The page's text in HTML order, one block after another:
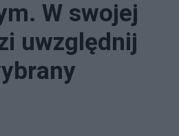
W swojej
uwzględnij